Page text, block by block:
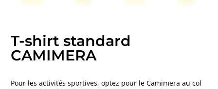
T-shirt standard
CAMIMERA
Pour les activités sportives, optez pour le Camimera au col